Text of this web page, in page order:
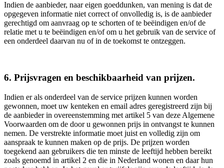
Indien de aanbieder, naar eigen goeddunken, van mening is dat de
opgegeven informatie niet correct of onvolledig is, is de aanbieder
gerechtigd om aanvraag op te schorten of te beëindigen en/of de
relatie met u te beëindigen en/of om u het gebruik van de service of
een onderdeel daarvan nu of in de toekomst te ontzeggen.
6. Prijsvragen en beschikbaarheid van prijzen.
Indien er als onderdeel van de service prijzen kunnen worden
gewonnen, moet uw kenteken en email adres geregistreerd zijn bij
de aanbieder in overeenstemming met artikel 5 van deze Algemene
Voorwaarden om de door u gewonnen prijs in ontvangst te kunnen
nemen. De verstrekte informatie moet juist en volledig zijn om
aanspraak te kunnen maken op de prijs. De prijzen worden
toegekend aan gebruikers die ten minste de leeftijd hebben bereikt
zoals genoemd in artikel 2 en die in Nederland wonen en daar hun